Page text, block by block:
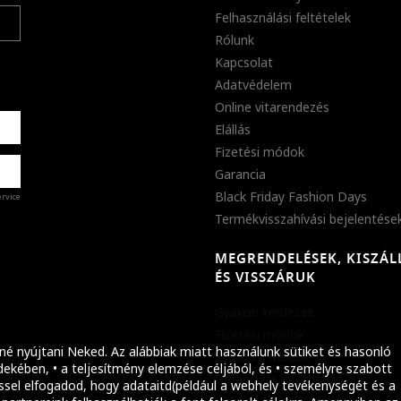
nyújtani Neked. Az alábbiak miatt használunk sütiket és hasonló
• a teljesítmény elemzése céljából, és • személyre szabott
elfogadod, hogy adataitd(például a webhely tevékenységét és a
Felhasználási feltételek
Rólunk
Kapcsolat
Adatvédelem
Online vitarendezés
Elállás
Fizetési módok
Garancia
Black Friday Fashion Days
Termékvisszahívási
MEGRENDELÉSEK,
ÉS VISSZÁRUK
Szállítási módok
Garanciális információ